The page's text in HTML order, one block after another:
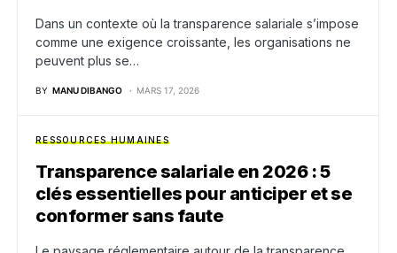
Dans un contexte où la transparence salariale s’impose
comme une exigence croissante, les organisations ne
peuvent plus se…
BY MANU DIBANGO MARS 17, 2026
RESSOURCES HUMAINES
Transparence salariale en 2026 : 5
clés essentielles pour anticiper et se
conformer sans faute